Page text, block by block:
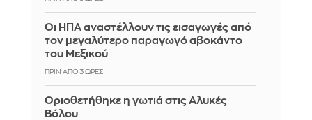
Οι ΗΠΑ αναστέλλουν τις εισαγωγές από
τον μεγαλύτερο παραγωγό αβοκάντο
του Μεξικού
ΠΡΙΝ ΑΠΌ 3 ΏΡΕΣ
Οριοθετήθηκε η γωτιά στις Αλυκές
Βόλου